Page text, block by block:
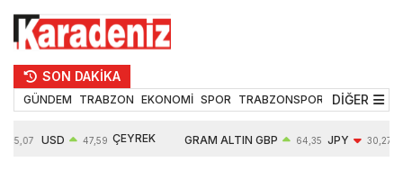
SON DAKİKA
GÜNDEM TRABZON EKONOMİ SPOR TRABZONSPOR TEKNOLOJİ
DİĞER
55,07 USD 47,59 ÇEYREK GRAM ALTIN GBP 64,35 JPY 30,27